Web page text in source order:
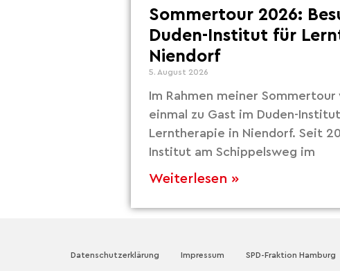
Sommertour 2026:
Duden-Institut für
Niendorf
5. August 2026
Im Rahmen meiner
einmal zu Gast im Duden-
Lerntherapie in Niendorf. Seit
Institut am Schippelsweg im
Weiterlesen »
Datenschutzerklärung Impressum SPD-Fraktion Hamburg